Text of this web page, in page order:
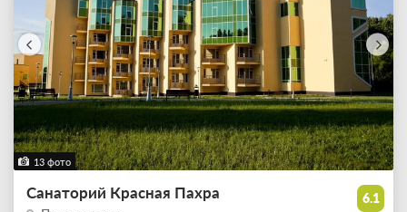
13 фото
6.1
Санаторий Красная Пахра